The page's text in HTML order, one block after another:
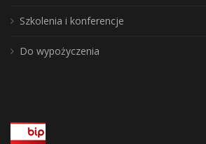
Szkolenia i konferencje
Do wypożyczenia